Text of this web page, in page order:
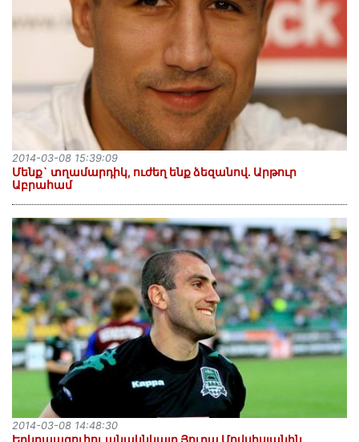
Մենք` տղամարդիկ, ուժեղ ենք ձեզանով. Արթուր
Աբրահամ
2014-03-08 15:39:09
2014-03-08 14:48:30